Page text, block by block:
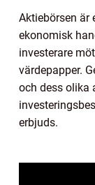
Aktiebörsen är
ekonomisk
investerare
värdepapper.
och dess olika
erbjuds.